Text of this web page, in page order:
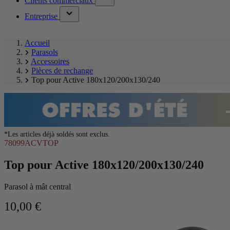
menu)
submenu)
Entreprise
(has
submenu)
Accueil
Parasols
Accessoires
Pièces de rechange
Top pour Active 180x120/200x130/240
*Les articles déjà soldés sont exclus.
78099ACVTOP
Top pour Active 180x120/200x130/240
Parasol à mât central
10,00 €